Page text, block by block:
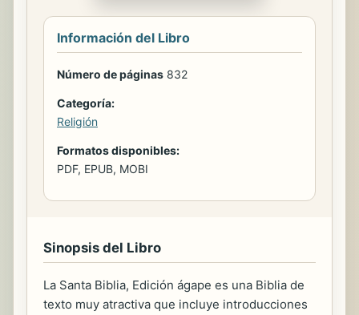
Información del Libro
Número de páginas 832
Categoría:
Religión
Formatos disponibles:
PDF, EPUB, MOBI
Sinopsis del Libro
La Santa Biblia, Edición ágape es una Biblia de
texto muy atractiva que incluye introducciones